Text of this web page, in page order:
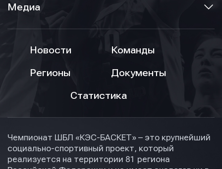
Медиа
Новости
Команды
Регионы
Документы
Статистика
Чемпионат ШБЛ «КЭС-БАСКЕТ» – это крупнейший
социально-спортивный проект, который
реализуется на территории 81 региона